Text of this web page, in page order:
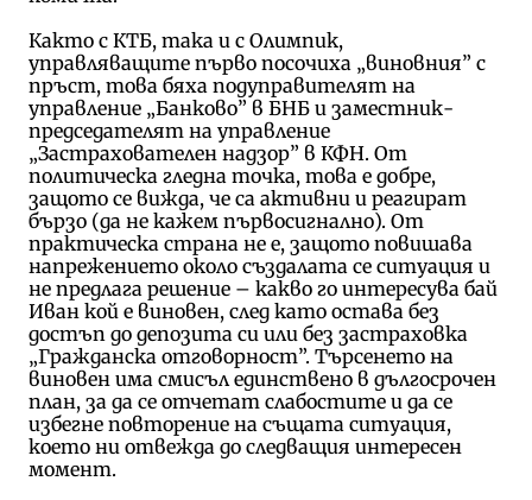
Както с КТБ, така и с Олимпик,
управляващите първо посочиха „виновния” с
пръст, това бяха подуправителят на
управление „Банково” в БНБ и заместник-
председателят на управление
„Застрахователен надзор” в КФН. От
политическа гледна точка, това е добре,
защото се вижда, че са активни и реагират
бързо (да не кажем първосигнално). От
практическа страна не е, защото повишава
напрежението около създалата се ситуация и
не предлага решение – какво го интересува бай
Иван кой е виновен, след като остава без
достъп до депозита си или без застраховка
„Гражданска отговорност”. Търсенето на
виновен има смисъл единствено в дългосрочен
план, за да се отчетат слабостите и да се
избегне повторение на същата ситуация,
което ни отвежда до следващия интересен
момент.